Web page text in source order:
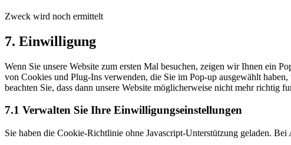
Zweck wird noch ermittelt
Consent
to
verschiedenes
7. Einwilligung
Wenn Sie unsere Website zum ersten Mal besuchen, zeigen wir Ihnen ein
von Cookies und Plug-Ins verwenden, die Sie im Pop-up ausgewählt
beachten Sie, dass dann unsere Website möglicherweise nicht mehr richtig
7.1 Verwalten Sie Ihre Einwilligungseinstellungen
Sie haben die Cookie-Richtlinie ohne Javascript-Unterstützung geladen.